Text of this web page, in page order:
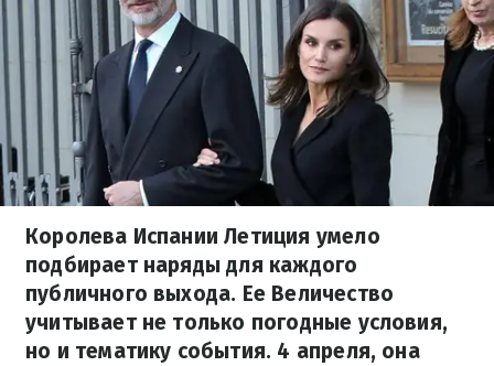
Королева Испании Летиция умело
подбирает наряды для каждого
публичного выхода. Ее Величество
учитывает не только погодные условия,
но и тематику события. 4 апреля, она